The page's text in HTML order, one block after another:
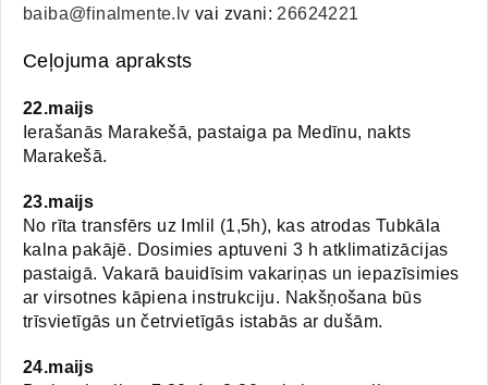
baiba@finalmente.lv vai zvani: 26624221
Ceļojuma apraksts
22.maijs
Ierašanās Marakešā, pastaiga pa Medīnu, nakts
Marakešā.
23.maijs
No rīta transfērs uz Imlil (1,5h), kas atrodas Tubkāla
kalna pakājē. Dosimies aptuveni 3 h atklimatizācijas
pastaigā. Vakarā bauidīsim vakariņas un iepazīsimies
ar virsotnes kāpiena instrukciju. Nakšņošana būs
trīsvietīgās un četrvietīgās istabās ar dušām.
24.maijs